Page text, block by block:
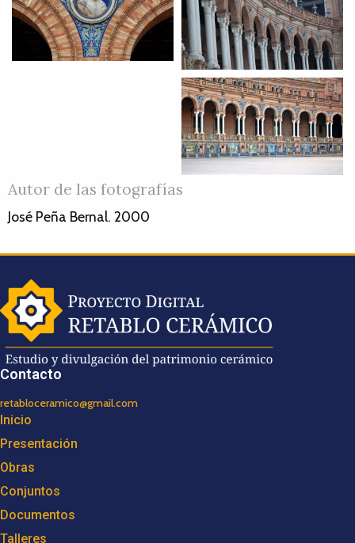
Autor de las fotografías
José Peña Bernal. 2000
Contacto
retabloceramico@gmail.com
Inicio
Presentación
Obras
Conjuntos
Documentos
Talleres